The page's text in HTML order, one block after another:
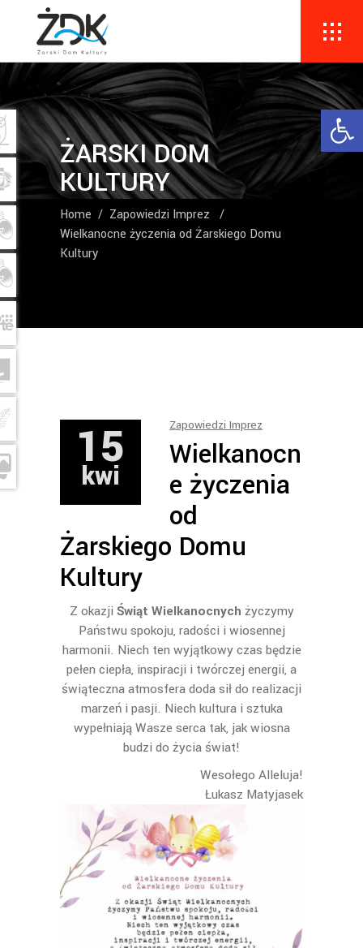
ŻARSKI DOM
KULTURY
Home / Zapowiedzi Imprez
/
Wielkanocne życzenia od Żarskiego Domu
Kultury
15
kwi
Zapowiedzi Imprez
Wielkanocn
e życzenia
od
Żarskiego Domu
Kultury
Z okazji Świąt Wielkanocnych życzymy
Państwu spokoju, radości i wiosennej
harmonii. Niech ten wyjątkowy czas będzie
pełen ciepła, inspiracji i twórczej energii, a
świąteczna atmosfera doda sił do realizacji
marzeń i pasji. Niech kultura i sztuka
wypełniają Wasze serca tak, jak wiosna
budzi do życia świat!
Wesołego Alleluja!
Łukasz Matyjasek